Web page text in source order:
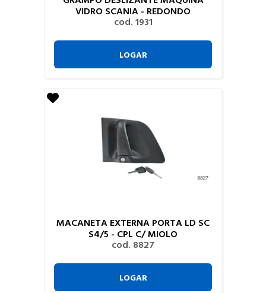
VIDRO SCANIA - REDONDO
cod. 1931
LOGAR
MACANETA EXTERNA PORTA LD SC
S4/5 - CPL C/ MIOLO
cod. 8827
LOGAR